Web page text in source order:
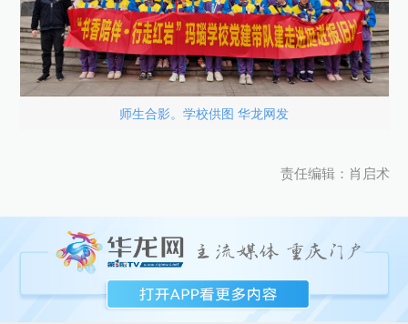
师生合影。学校供图 华龙网发
责任编辑：肖启术